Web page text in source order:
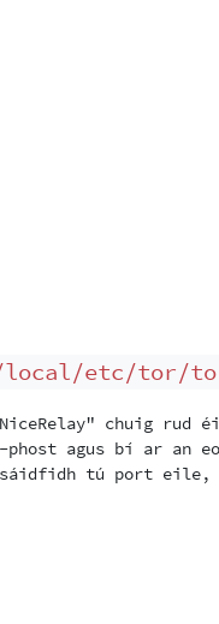
local/etc/tor/
chuig
phost agus bí ar an
tú port eile,